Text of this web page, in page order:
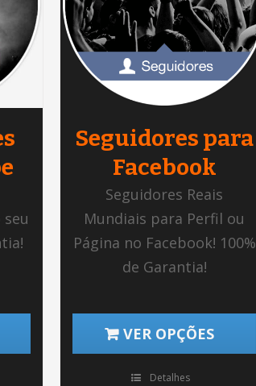
Seguidores para
Facebook
Seguidores Reais
Mundiais para Perfil ou
Página no Facebook! 100%
de Garantia!
VER OPÇÕES
Detalhes